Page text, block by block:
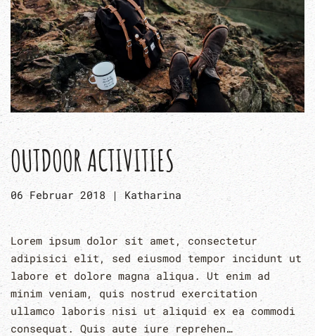
OUTDOOR ACTIVITIES
06 Februar 2018 | Katharina
Lorem ipsum dolor sit amet, consectetur
adipisici elit, sed eiusmod tempor incidunt ut
labore et dolore magna aliqua. Ut enim ad
minim veniam, quis nostrud exercitation
ullamco laboris nisi ut aliquid ex ea commodi
consequat. Quis aute iure reprehen…